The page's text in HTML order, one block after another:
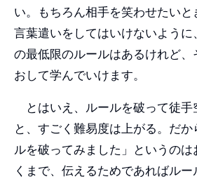
い。もちろん相手を笑わせたい
言葉遣いをしてはいけないよう
の最低限のルールはあるけれど、
おして学んでいけます。
とはいえ、ルールを破って徒手
と、すごく難易度は上がる。だ
ルを破ってみました」というの
くまで、伝えるためであればル